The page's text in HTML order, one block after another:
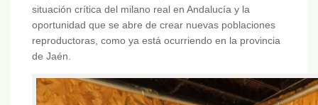
situación crítica del milano real en Andalucía y la
oportunidad que se abre de crear nuevas poblaciones
reproductoras, como ya está ocurriendo en la provincia
de Jaén.